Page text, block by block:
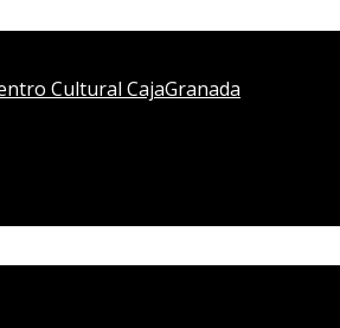
Cultural CajaGranada